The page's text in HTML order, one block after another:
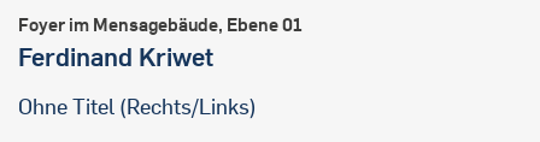
Foyer im Mensagebäude, Ebene 01
Ferdinand Kriwet
Ohne Titel (Rechts/Links)